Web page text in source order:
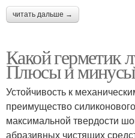
читать дальше →
Какой герметик
Плюсы и минусы
Устойчивость к
преимущество
максимальной твердости
абразивных чистящих